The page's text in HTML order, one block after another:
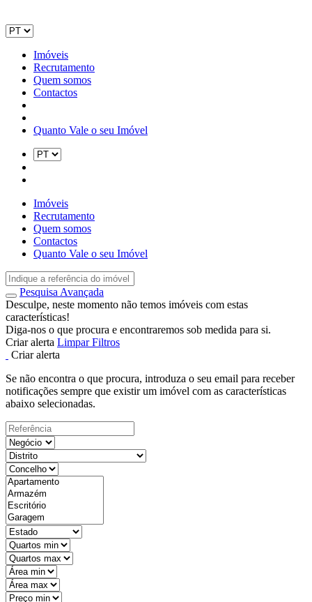
Imóveis
Recrutamento
Quem somos
Contactos
Quanto Vale o seu Imóvel
Imóveis
Recrutamento
Quem somos
Contactos
Quanto Vale o seu Imóvel
Pesquisa Avançada
Desculpe, neste momento não temos imóveis com estas
características!
Diga-nos o que procura e encontraremos sob medida para si.
Criar alerta Limpar Filtros
Criar alerta
Se não encontra o que procura, introduza o seu email para receber
notificações sempre que existir um imóvel com as características
abaixo selecionadas.